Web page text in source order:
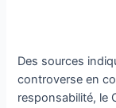
Des sources
controverse en
responsabilité, le